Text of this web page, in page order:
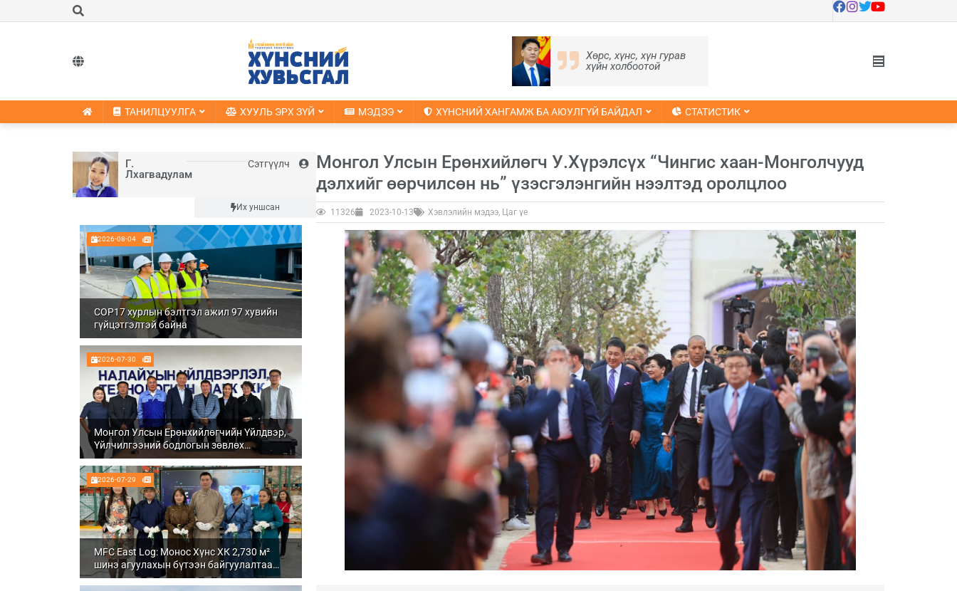
Хөрс, хүнс, хүн гурав
хүйн холбоотой
ТАНИЛЦУУЛГА ХУУЛЬ ЭРХ ЗҮЙ МЭДЭЭ ХҮНСНИЙ ХАНГАМЖ БА АЮУЛГҮЙ БАЙДАЛ СТАТИСТИК
Г.
Лхагвадулам
Сэтгүүлч
Их уншсан
2026-08-04
COP17 хурлын бэлтгэл ажил 97 хувийн
гүйцэтгэлтэй байна
2026-07-30
Монгол Улсын Ерөнхийлөгчийн Үйлдвэр,
Үйлчилгээний бодлогын зөвлөх
Ч.Даваабаяр Налайх дүүргийн
Үйлдвэрлэл, технологийн парк ХК болон
Налуу-Ухаа эдийн засгийн тусгай бүсэд
ажиллалаа
2026-07-29
MFC East Log: Монос Хүнс ХК 2,730 м²
шинэ агуулахын бүтээн байгуулалтаа
бүрэн дуусгаж, ашиглалтад орууллаа
Монгол Улсын Ерөнхийлөгч У.Хүрэлсүх “Чингис хаан-Монголчууд
дэлхийг өөрчилсөн нь” үзэсгэлэнгийн нээлтэд оролцлоо
11326 2023-10-13 Хэвлэлийн мэдээ, Цаг үе